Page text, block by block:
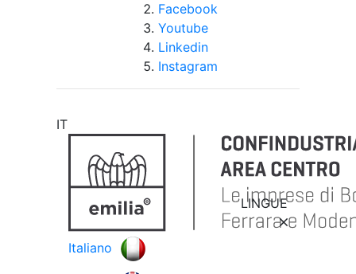
Facebook
Youtube
Linkedin
Instagram
IT
LINGUE
Italiano